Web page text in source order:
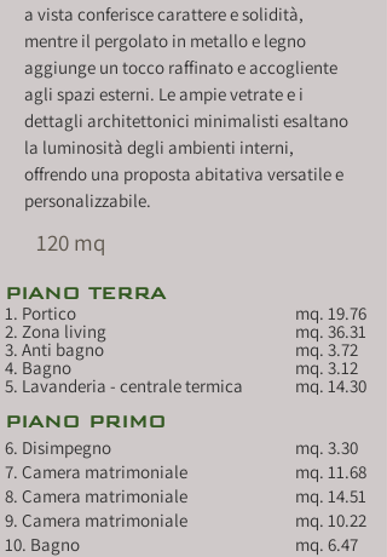
a vista conferisce carattere e solidità,
mentre il pergolato in metallo e legno
aggiunge un tocco raffinato e accogliente
agli spazi esterni. Le ampie vetrate e i
dettagli architettonici minimalisti esaltano
la luminosità degli ambienti interni,
offrendo una proposta abitativa versatile e
personalizzabile.
120 mq
PIANO TERRA
1. Portico					mq. 19.76
2. Zona living				mq. 36.31
3. Anti bagno				mq. 3.72
4. Bagno 					mq. 3.12
5. Lavanderia - centrale termica		mq. 14.30
PIANO PRIMO
6. Disimpegno				mq. 3.30
7. Camera matrimoniale			mq. 11.68
8. Camera matrimoniale			mq. 14.51
9. Camera matrimoniale			mq. 10.22
10. Bagno					mq. 6.47